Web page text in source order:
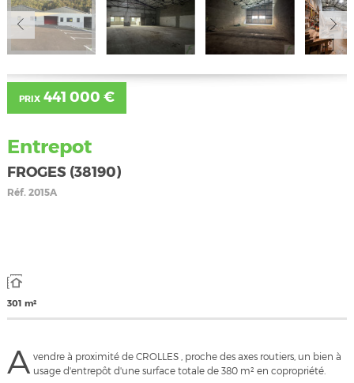
PRIX441 000 €
Entrepot
FROGES (38190)
Réf.2015A
301 m²
A vendre à proximité de CROLLES , proche des axes routiers, un bien à
usage d'entrepôt d'une surface totale de 380 m² en copropriété.